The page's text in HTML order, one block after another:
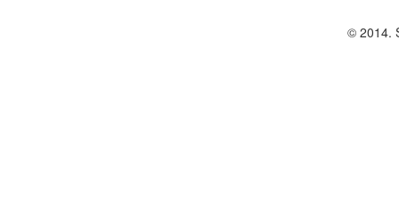
© 2014.